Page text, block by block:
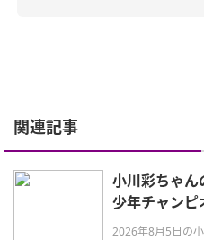
関連記事
小川彩ちゃ
少年チャンピ
2026年8月5日の